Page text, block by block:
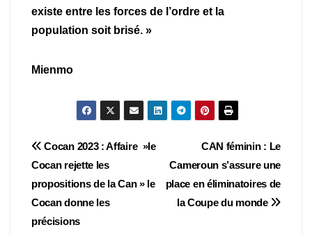
existe entre les forces de l’ordre et la
population soit brisé. »
Mienmo
Navigation
de
l’article
CAN féminin : Le
Cameroun s’assure une
place en éliminatoires de
la Coupe du monde
Cocan 2023 : Affaire »le
Cocan rejette les
propositions de la Can » le
Cocan donne les
précisions